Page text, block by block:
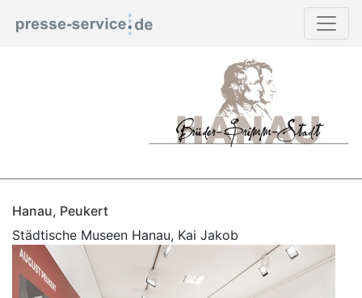
Hanau, Peukert
Städtische Museen Hanau, Kai Jakob